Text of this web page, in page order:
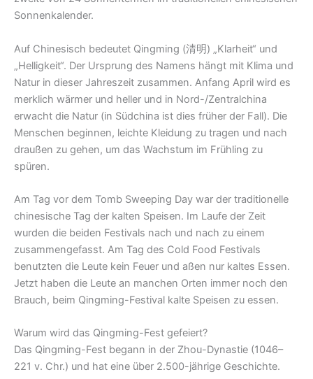
Sonnenkalender.
Auf Chinesisch bedeutet Qingming (清明) „Klarheit“ und
„Helligkeit“. Der Ursprung des Namens hängt mit Klima und
Natur in dieser Jahreszeit zusammen. Anfang April wird es
merklich wärmer und heller und in Nord-/Zentralchina
erwacht die Natur (in Südchina ist dies früher der Fall). Die
Menschen beginnen, leichte Kleidung zu tragen und nach
draußen zu gehen, um das Wachstum im Frühling zu
spüren.
Am Tag vor dem Tomb Sweeping Day war der traditionelle
chinesische Tag der kalten Speisen. Im Laufe der Zeit
wurden die beiden Festivals nach und nach zu einem
zusammengefasst. Am Tag des Cold Food Festivals
benutzten die Leute kein Feuer und aßen nur kaltes Essen.
Jetzt haben die Leute an manchen Orten immer noch den
Brauch, beim Qingming-Festival kalte Speisen zu essen.
Warum wird das Qingming-Fest gefeiert?
Das Qingming-Fest begann in der Zhou-Dynastie (1046–
221 v. Chr.) und hat eine über 2.500-jährige Geschichte.